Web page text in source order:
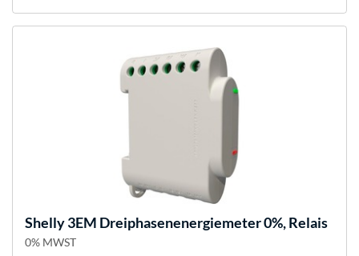
Shelly3EM Dreiphasenenergiemeter 0%, Relais
0% MWST